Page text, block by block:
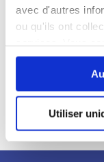
avec d'autres
ou qu'ils ont
continuez à
Utiliser
de